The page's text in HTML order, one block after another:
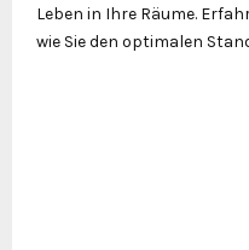
Leben in Ihre Räume.
wie Sie den optimalen